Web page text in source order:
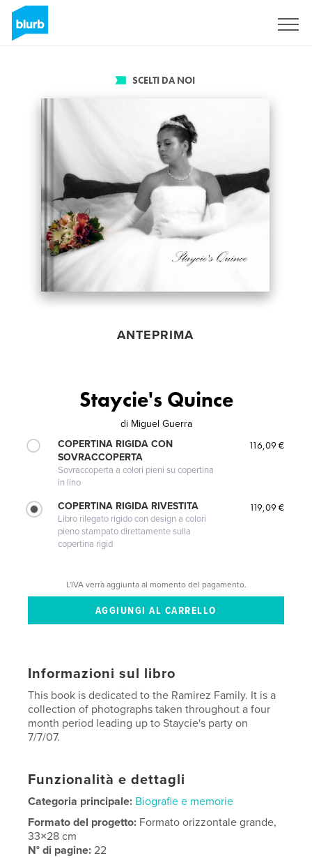
SCELTI DA NOI
ANTEPRIMA
Staycie's Quince
di Miguel Guerra
COPERTINA RIGIDA CON
SOVRACCOPERTA
Sovraccoperta a colori pieni su copertina
in lino
116,09 €
COPERTINA RIGIDA RIVESTITA
Libro rilegato rigido con design a colori
pieno stampato direttamente sulla
copertina rigid
119,09 €
L'IVA verrà aggiunta al momento del pagamento.
Informazioni sul libro
This book is dedicated to the Ramirez Family. It is a
collection of photographs taken throughout a four
month period leading up to Staycie's party on
7/7/07.
Funzionalità e dettagli
Categoria principale: Biografie e memorie
Formato del progetto: Formato orizzontale grande,
33×28 cm
N° di pagine:22